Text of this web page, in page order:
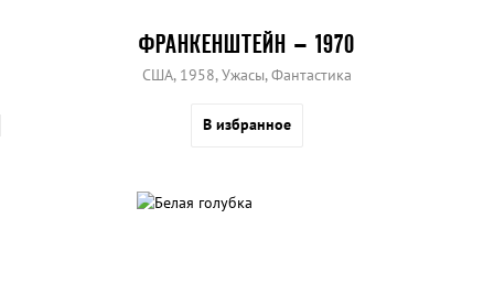
ФРАНКЕНШТЕЙН – 1970
США, 1958, Ужасы, Фантастика
В избранное